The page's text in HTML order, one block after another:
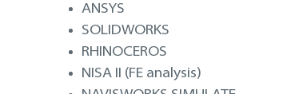
ANSYS
SOLIDWORKS
RHINOCEROS
NISA II (FE analysis)